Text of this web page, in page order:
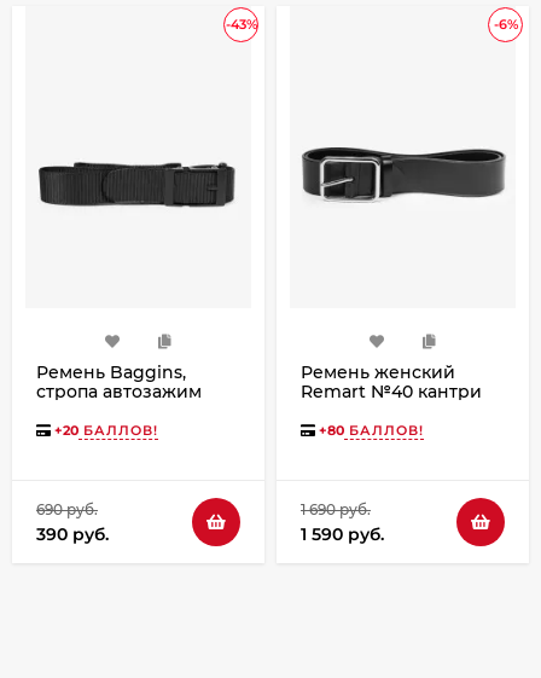
-43%
Ремень Baggins,
стропа автозажим
+20 БАЛЛОВ!
690 руб.
390 руб.
-6%
Ремень женский
Remart №40 кантри
+80 БАЛЛОВ!
1 690 руб.
1 590 руб.